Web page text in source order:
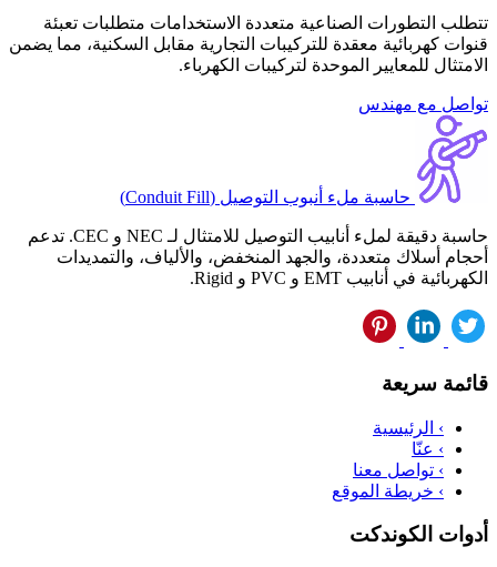
تتطلب التطورات الصناعية متعددة الاستخدامات متطلبات تعبئة
قنوات كهربائية معقدة للتركيبات التجارية مقابل السكنية، مما يضمن
الامتثال للمعايير الموحدة لتركيبات الكهرباء.
تواصل مع مهندس
حاسبة ملء أنبوب التوصيل (Conduit Fill)
حاسبة دقيقة لملء أنابيب التوصيل للامتثال لـ NEC و CEC. تدعم
أحجام أسلاك متعددة، والجهد المنخفض، والألياف، والتمديدات
الكهربائية في أنابيب EMT و PVC و Rigid.
قائمة سريعة
› الرئيسية
› عنّا
› تواصل معنا
› خريطة الموقع
أدوات الكوندكت